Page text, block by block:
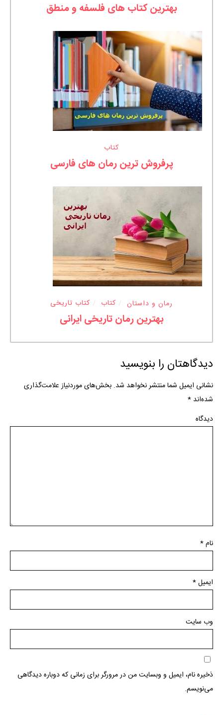
بهترین کتاب های فلسفه و منطق
کتاب
پرفروش ترین رمان های فارسی
رمان و داستان کتاب کتاب تاریخی
بهترین رمان تاریخی ایرانی
دیدگاهتان را بنویسید
نشانی ایمیل شما منتشر نخواهد شد. بخش‌های موردنیاز علامت‌گذاری
شده‌اند *
دیدگاه
نام*
ایمیل*
وب‌ سایت
ذخیره نام، ایمیل و وبسایت من در مرورگر برای زمانی که دوباره دیدگاهی
می‌نویسم.